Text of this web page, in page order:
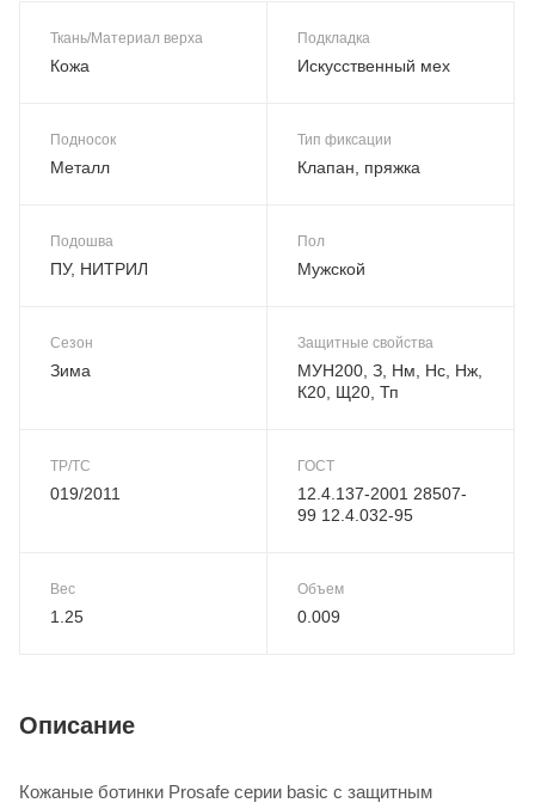
Ткань/Материал верха
Кожа
Подкладка
Искусственный мех
Подносок
Металл
Тип фиксации
Клапан, пряжка
Подошва
ПУ, НИТРИЛ
Пол
Мужской
Сезон
Зима
Защитные свойства
МУН200, З, Нм, Нс, Нж,
К20, Щ20, Тп
ТР/ТС
019/2011
ГОСТ
12.4.137-2001 28507-
99 12.4.032-95
Вес
1.25
Объем
0.009
Описание
Кожаные ботинки Prosafe серии basic c защитным